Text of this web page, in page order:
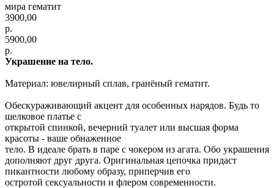
мира гематит
3900,00
р.
5900,00
р.
Украшение на тело.
Материал: ювелирный сплав, гранёный гематит.
Обескураживающий акцент для особенных нарядов. Будь то
шелковое платье с
открытой спинкой, вечерний туалет или высшая форма
красоты - ваше обнаженное
тело. В идеале брать в паре с чокером из агата. Обо украшения
дополняют друг друга. Оригинальная цепочка придаст
пикантности любому образу, приперчив его
остротой сексуальности и флером современности.